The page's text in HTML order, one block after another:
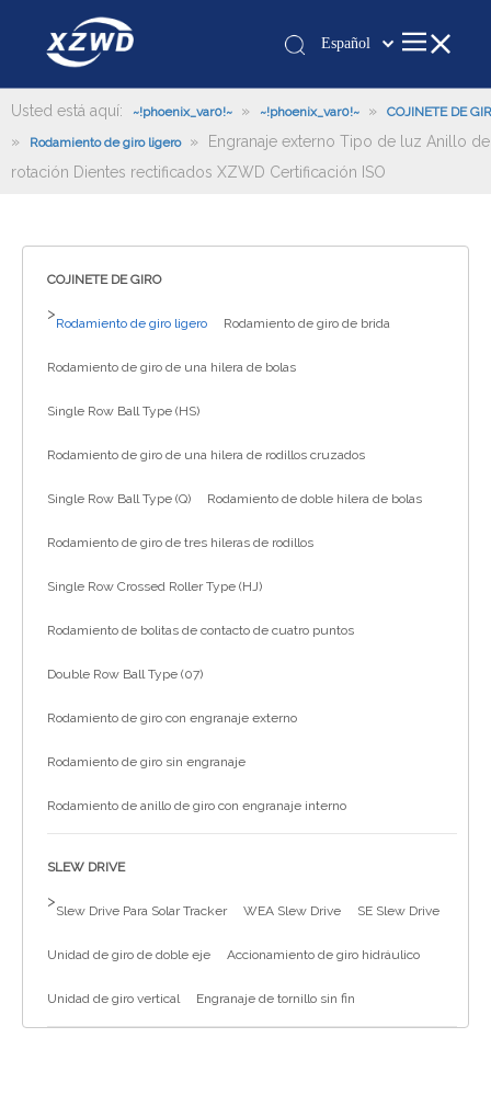
Español
românesc
Türk dili
Tiếng Việt
Português
English
Español
Usted está aquí: ~!phoenix_var0!~ » ~!phoenix_var0!~ » COJINETE DE
» Rodamiento de giro ligero »
Engranaje externo Tipo de luz Anillo de
rotación Dientes rectificados XZWD Certificación ISO
COJINETE DE GIRO
>
Rodamiento de giro ligero Rodamiento de giro de brida
Rodamiento de giro de una hilera de bolas
Single Row Ball Type (HS)
Rodamiento de giro de una hilera de rodillos cruzados
Single Row Ball Type (Q) Rodamiento de doble hilera de bolas
Rodamiento de giro de tres hileras de rodillos
Single Row Crossed Roller Type (HJ)
Rodamiento de bolitas de contacto de cuatro puntos
Double Row Ball Type (07)
Rodamiento de giro con engranaje externo
Rodamiento de giro sin engranaje
Rodamiento de anillo de giro con engranaje interno
SLEW DRIVE
>
Slew Drive Para Solar Tracker WEA Slew Drive SE Slew Drive
Unidad de giro de doble eje Accionamiento de giro hidráulico
Unidad de giro vertical Engranaje de tornillo sin fin